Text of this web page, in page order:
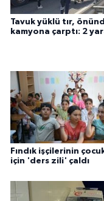
Tavuk yüklü tır,
kamyona çarptı: 2
Fındık işçilerinin
için 'ders zili' çaldı